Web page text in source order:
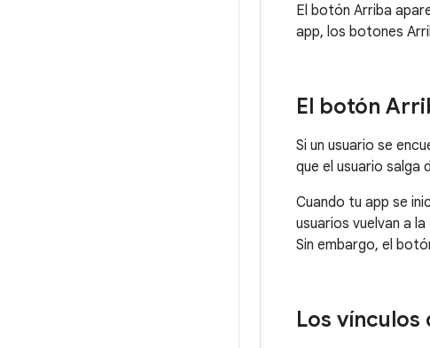
El botón Arriba
app, los botones
El botón
Si un usuario se
que el usuario salga
Cuando tu app se
usuarios vuelvan a
Sin embargo, el
Los vínculos